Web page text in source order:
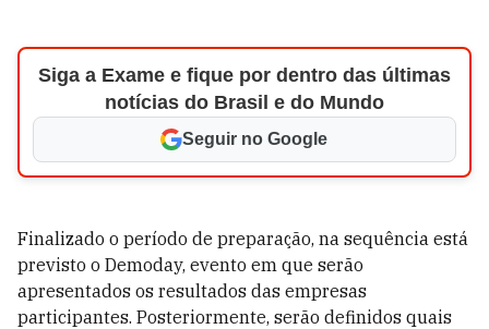
Siga a Exame e fique por dentro das últimas
notícias do Brasil e do Mundo
Seguir no Google
Finalizado o período de preparação, na sequência está
previsto o Demoday, evento em que serão
apresentados os resultados das empresas
participantes. Posteriormente, serão definidos quais